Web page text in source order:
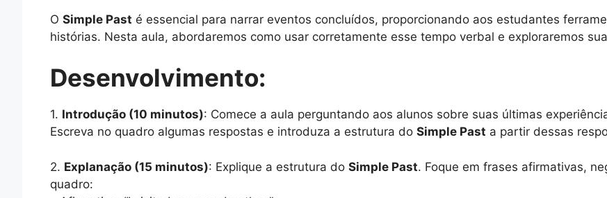
O Simple Past é essencial para narrar eventos concluídos, proporcionando aos estudantes
histórias. Nesta aula, abordaremos como usar corretamente esse tempo verbal e exploraremos
Desenvolvimento:
1. Introdução (10 minutos): Comece a aula perguntando aos alunos sobre suas últimas
Escreva no quadro algumas respostas e introduza a estrutura do Simple Past a partir dessas
2. Explanação (15 minutos): Explique a estrutura do Simple Past. Foque em frases afirmativas,
quadro: